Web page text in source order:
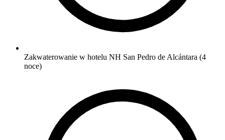
Zakwaterowanie w hotelu NH San Pedro de Alcántara (4
noce)